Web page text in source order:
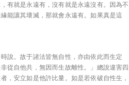
有就是永遠有，沒有就是永遠沒有。因為不
能讓其壞滅，那就會永遠有。如果真是這
說。故于諸法皆無自性，亦由依此而生定
從自他共，無因而生故離性。」總說違害四
，安立如是他許比量。如是若依破自性生，